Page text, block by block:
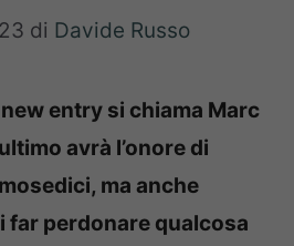
di Davide Russo
entry si chiama Marc
avrà l’onore di
ma anche
far perdonare qualcosa